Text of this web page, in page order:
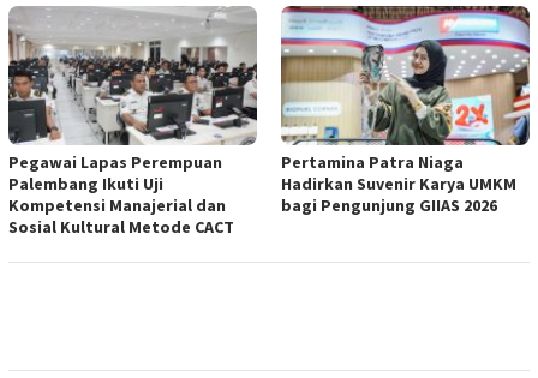
Pegawai Lapas Perempuan
Palembang Ikuti Uji
Kompetensi Manajerial dan
Sosial Kultural Metode CACT
Pertamina Patra Niaga
Hadirkan Suvenir Karya UMKM
bagi Pengunjung GIIAS 2026